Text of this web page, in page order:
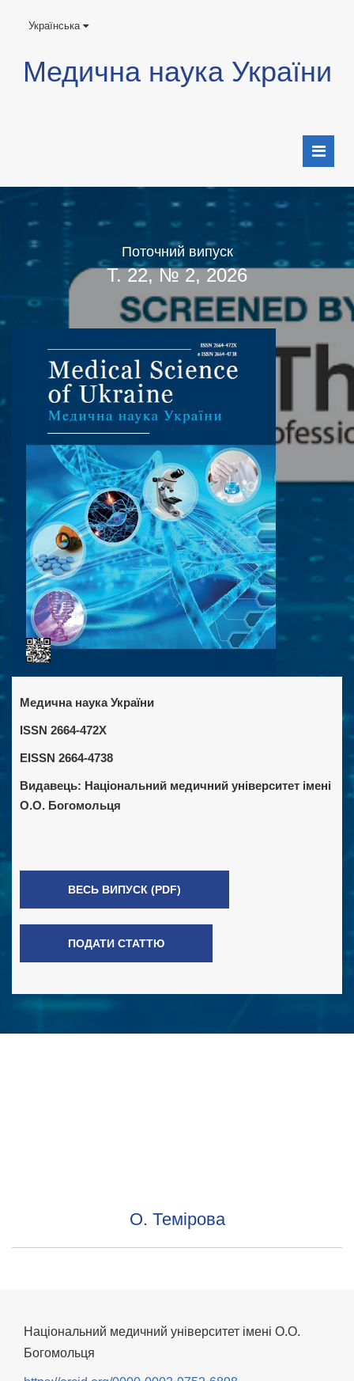
Українська
Медична наука України
Поточний випуск
Т. 22, № 2, 2026
Медична наука України
ISSN 2664-472X
EISSN 2664-4738
Видавець: Національний медичний університет імені
О.О. Богомольця
ВЕСЬ ВИПУСК (PDF)
ПОДАТИ СТАТТЮ
О. Темірова
Національний медичний університет імені О.О.
Богомольця